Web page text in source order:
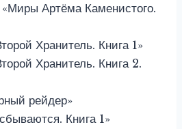
Артёма Каменистого.
Хранитель. Книга 1»
Хранитель. Книга 2.
рейдер»
Книга 1»